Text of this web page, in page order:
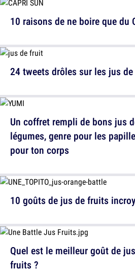
24 tweets drôles sur les jus
10 goûts de jus de fruits
10 raisons de ne boire que du
Un coffret rempli de bons jus
légumes, genre pour les
pour ton corps
Quel est le meilleur goût de
fruits ?